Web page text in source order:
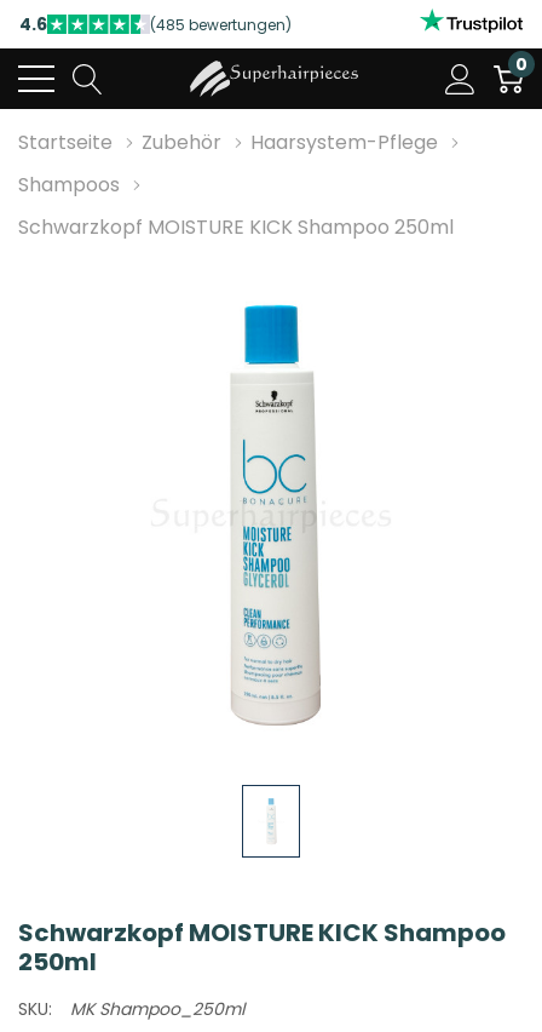
4.6 (485 bewertungen)
NUTZEN SIE UNSERE WILLKOMMENSRABATTE
4.6
(485 bewertungen)
0
Startseite Zubehör
Haarsystem-Pflege
Shampoos
Schwarzkopf MOISTURE KICK Shampoo 250ml
Schwarzkopf MOISTURE KICK Shampoo
250ml
SKU: MK Shampoo_250ml